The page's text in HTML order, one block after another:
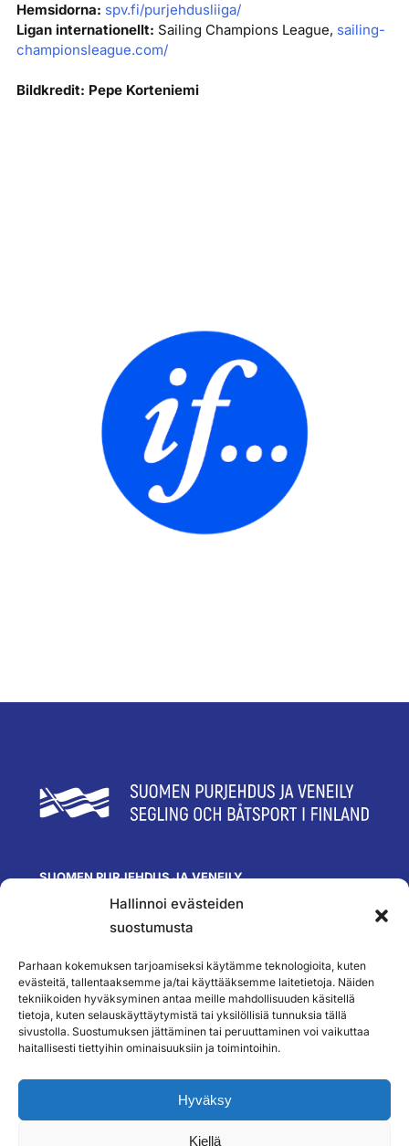
Hallinnoi evästeiden
suostumusta
Parhaan kokemuksen tarjoamiseksi käytämme teknologioita, kuten
evästeitä, tallentaaksemme ja/tai käyttääksemme laitetietoja. Näiden
tekniikoiden hyväksyminen antaa meille mahdollisuuden käsitellä
tietoja, kuten selauskäyttäytymistä tai yksilöllisiä tunnuksia tällä
sivustolla. Suostumuksen jättäminen tai peruuttaminen voi vaikuttaa
haitallisesti tiettyihin ominaisuuksiin ja toimintoihin.
Hyväksy
Kiellä
Hemsidorna: spv.fi/purjehdusliiga/
Ligan internationellt: Sailing Champions League, sailing-
championsleague.com/
Bildkredit: Pepe Korteniemi
SUOMEN PURJEHDUS JA VENEILY
Olympiastadion
Paavo Nurmen tie 1
Yhteystiedot
SEURAA MEITÄ
TILAA UUTISKIRJEEMME